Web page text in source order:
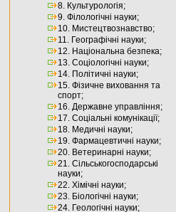
8. Культурологія;
9. Філологічні науки;
10. Мистецтвознавство;
11. Географічні науки;
12. Національна безпека;
13. Соціологічні науки;
14. Політичні науки;
15. Фізичне виховання та
спорт;
16. Державне управління;
17. Соціальні комунікації;
18. Медичні науки;
19. Фармацевтичні науки;
20. Ветеринарні науки;
21. Сільськогосподарські
науки;
22. Хімічні науки;
23. Біологічні науки;
24. Геологічні науки;